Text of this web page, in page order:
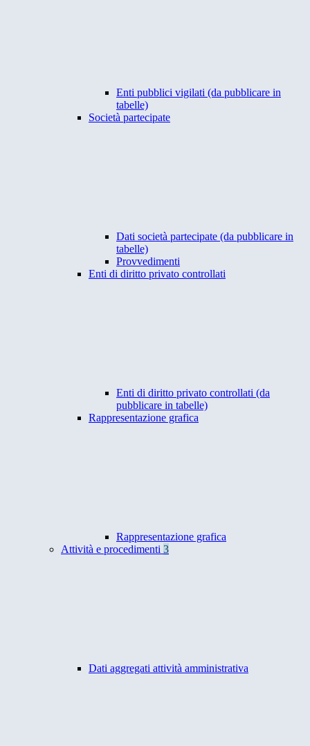
Enti pubblici vigilati (da pubblicare in
tabelle)
Società partecipate
Dati società partecipate (da pubblicare in
tabelle)
Provvedimenti
Enti di diritto privato controllati
Enti di diritto privato controllati (da
pubblicare in tabelle)
Rappresentazione grafica
Rappresentazione grafica
Attività e procedimenti 3
Dati aggregati attività amministrativa